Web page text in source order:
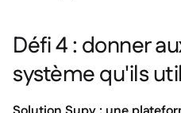
Défi 4 : donner
système qu'ils